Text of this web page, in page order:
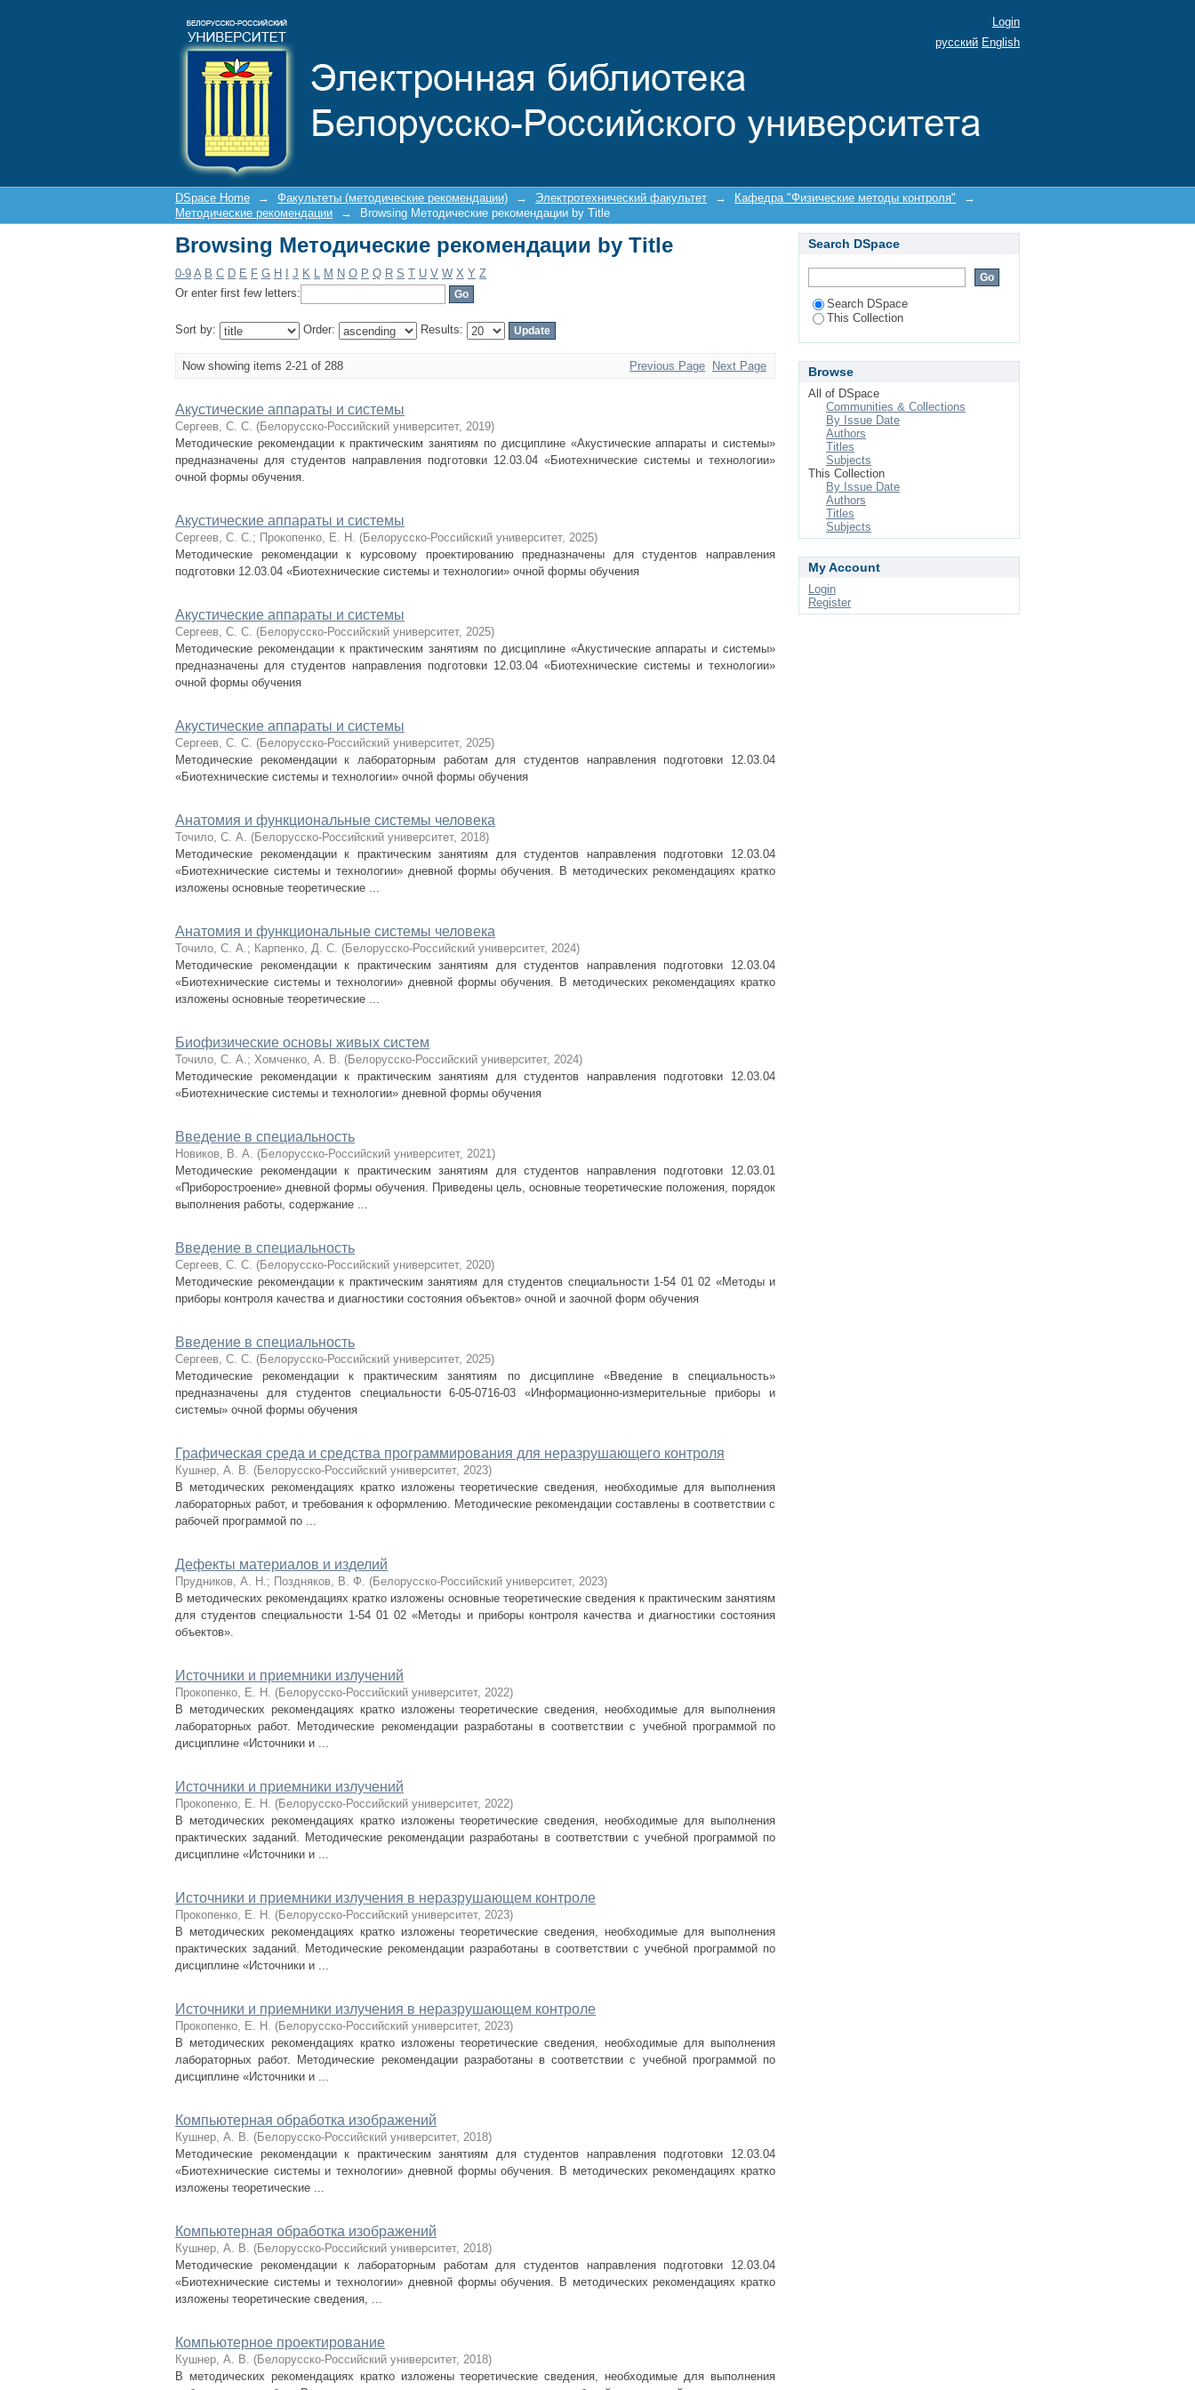
Login
русский English
DSpace Home → Факультеты (методические рекомендации) → Электротехнический факультет → Кафедра "Физические методы контроля"
→
Методические рекомендации
→ Browsing Методические рекомендации by Title
Browsing Методические рекомендации by Title
0-9 A B C D E F G H J K L M N O P Q R S T U V W X Y Z
Or enter first few letters:
Sort by: Order: Results:
Now showing items 2-21 of 288 Previous Page Next Page
Акустические аппараты и системы
Сергеев, С. С. (Белорусско-Российский университет, 2019)
Методические рекомендации к практическим занятиям по дисциплине «Акустические аппараты и системы»
предназначены для студентов направления подготовки 12.03.04 «Биотехнические системы и технологии»
очной формы обучения.
Акустические аппараты и системы
Сергеев, С. С.; Прокопенко, Е. Н. (Белорусско-Российский университет, 2025)
Методические рекомендации к курсовому проектированию предназначены для студентов направления
подготовки 12.03.04 «Биотехнические системы и технологии» очной формы обучения
Акустические аппараты и системы
Сергеев, С. С. (Белорусско-Российский университет, 2025)
Методические рекомендации к практическим занятиям по дисциплине «Акустические аппараты и системы»
предназначены для студентов направления подготовки 12.03.04 «Биотехнические системы и технологии»
очной формы обучения
Акустические аппараты и системы
Сергеев, С. С. (Белорусско-Российский университет, 2025)
Методические рекомендации к лабораторным работам для студентов направления подготовки 12.03.04
«Биотехнические системы и технологии» очной формы обучения
Анатомия и функциональные системы человека
Точило, С. А. (Белорусско-Российский университет, 2018)
Методические рекомендации к практическим занятиям для студентов направления подготовки 12.03.04
«Биотехнические системы и технологии» дневной формы обучения. В методических рекомендациях кратко
изложены основные теоретические ...
Анатомия и функциональные системы человека
Точило, С. А.; Карпенко, Д. С. (Белорусско-Российский университет, 2024)
Методические рекомендации к практическим занятиям для студентов направления подготовки 12.03.04
«Биотехнические системы и технологии» дневной формы обучения. В методических рекомендациях кратко
изложены основные теоретические ...
Биофизические основы живых систем
Точило, С. А.; Хомченко, А. В. (Белорусско-Российский университет, 2024)
Методические рекомендации к практическим занятиям для студентов направления подготовки 12.03.04
«Биотехнические системы и технологии» дневной формы обучения
Введение в специальность
Новиков, В. А. (Белорусско-Российский университет, 2021)
Методические рекомендации к практическим занятиям для студентов направления подготовки 12.03.01
«Приборостроение» дневной формы обучения. Приведены цель, основные теоретические положения, порядок
выполнения работы, содержание ...
Введение в специальность
Сергеев, С. С. (Белорусско-Российский университет, 2020)
Методические рекомендации к практическим занятиям для студентов специальности 1-54 01 02 «Методы и
приборы контроля качества и диагностики состояния объектов» очной и заочной форм обучения
Введение в специальность
Сергеев, С. С. (Белорусско-Российский университет, 2025)
Методические рекомендации к практическим занятиям по дисциплине «Введение в специальность»
предназначены для студентов специальности 6-05-0716-03 «Информационно-измерительные приборы и
системы» очной формы обучения
Графическая среда и средства программирования для неразрушающего контроля
Кушнер, А. В. (Белорусско-Российский университет, 2023)
В методических рекомендациях кратко изложены теоретические сведения, необходимые для выполнения
лабораторных работ, и требования к оформлению. Методические рекомендации составлены в соответствии с
рабочей программой по ...
Дефекты материалов и изделий
Прудников, А. Н.; Поздняков, В. Ф. (Белорусско-Российский университет, 2023)
В методических рекомендациях кратко изложены основные теоретические сведения к практическим занятиям
для студентов специальности 1-54 01 02 «Методы и приборы контроля качества и диагностики состояния
объектов».
Источники и приемники излучений
Прокопенко, Е. Н. (Белорусско-Российский университет, 2022)
В методических рекомендациях кратко изложены теоретические сведения, необходимые для выполнения
лабораторных работ. Методические рекомендации разработаны в соответствии с учебной программой по
дисциплине «Источники и ...
Источники и приемники излучений
Прокопенко, Е. Н. (Белорусско-Российский университет, 2022)
В методических рекомендациях кратко изложены теоретические сведения, необходимые для выполнения
практических заданий. Методические рекомендации разработаны в соответствии с учебной программой по
дисциплине «Источники и ...
Источники и приемники излучения в неразрушающем контроле
Прокопенко, Е. Н. (Белорусско-Российский университет, 2023)
В методических рекомендациях кратко изложены теоретические сведения, необходимые для выполнения
практических заданий. Методические рекомендации разработаны в соответствии с учебной программой по
дисциплине «Источники и ...
Источники и приемники излучения в неразрушающем контроле
Прокопенко, Е. Н. (Белорусско-Российский университет, 2023)
В методических рекомендациях кратко изложены теоретические сведения, необходимые для выполнения
лабораторных работ. Методические рекомендации разработаны в соответствии с учебной программой по
дисциплине «Источники и ...
Компьютерная обработка изображений
Кушнер, А. В. (Белорусско-Российский университет, 2018)
Методические рекомендации к практическим занятиям для студентов направления подготовки 12.03.04
«Биотехнические системы и технологии» дневной формы обучения. В методических рекомендациях кратко
изложены теоретические ...
Компьютерная обработка изображений
Кушнер, А. В. (Белорусско-Российский университет, 2018)
Методические рекомендации к лабораторным работам для студентов направления подготовки 12.03.04
«Биотехнические системы и технологии» дневной формы обучения. В методических рекомендациях кратко
изложены теоретические сведения, ...
Компьютерное проектирование
Кушнер, А. В. (Белорусско-Российский университет, 2018)
В методических рекомендациях кратко изложены теоретические сведения, необходимые для выполнения
Search DSpace
Search DSpace
This Collection
Browse
All of DSpace
Communities & Collections
By Issue Date
Authors
Titles
Subjects
This Collection
By Issue Date
Authors
Titles
Subjects
My Account
Login
Register